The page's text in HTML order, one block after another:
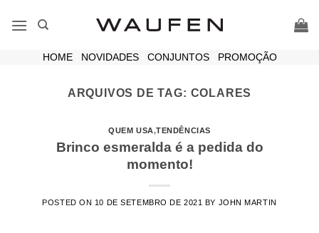
HOME| NOVIDADES| CONJUNTOS| PROMOÇÃO
ARQUIVOS DE TAG: COLARES
QUEM USA,TENDÊNCIAS
Brinco esmeralda é a pedida do
momento!
POSTED ON 10 DE SETEMBRO DE 2021 BY JOHN MARTIN